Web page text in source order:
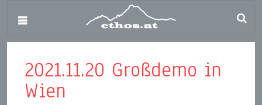
2021.11.20 Großdemo in
Wien